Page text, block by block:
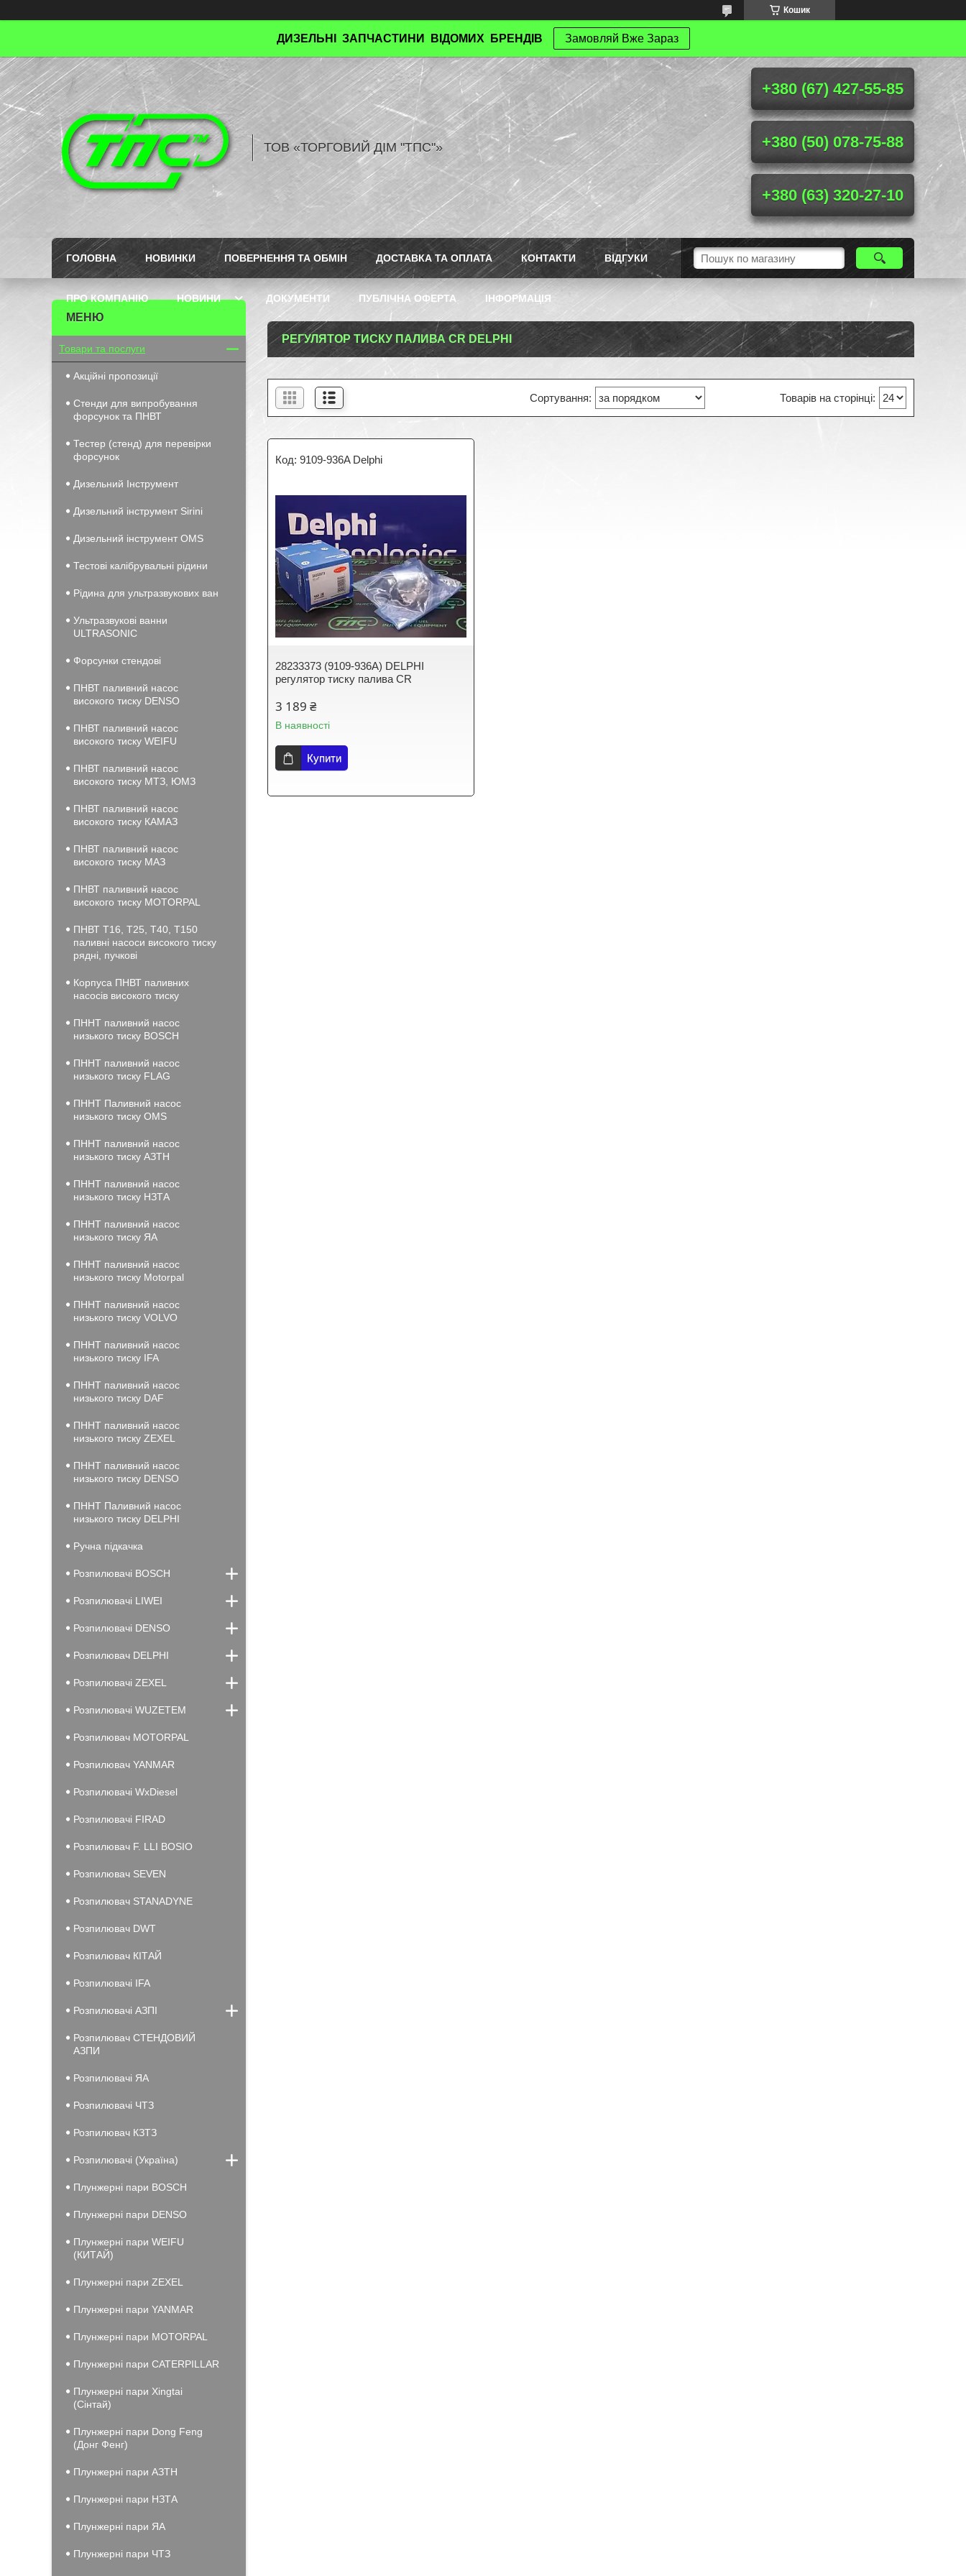
Кошик
ДИЗЕЛЬНІ ЗАПЧАСТИНИ ВІДОМИХ БРЕНДІВ Замовляй Вже Зараз
ТОВ «ТОРГОВИЙ ДІМ "ТПС"»
+380 (67) 427-55-85
+380 (50) 078-75-88
+380 (63) 320-27-10
ГОЛОВНА НОВИНКИ ПОВЕРНЕННЯ ТА ОБМІН ДОСТАВКА ТА ОПЛАТА КОНТАКТИ ВІДГУКИ
ПРО КОМПАНІЮ НОВИНИ ДОКУМЕНТИ ПУБЛІЧНА ОФЕРТА ІНФОРМАЦІЯ
РЕГУЛЯТОР ТИСКУ ПАЛИВА CR DELPHI
9109-936A Delphi
28233373 (9109-936A) DELPHI
регулятор тиску палива CR
3 189 ₴
В наявності
Купити
Товари та послуги
Акційні пропозиції
Стенди для випробування
форсунок та ПНВТ
Тестер (стенд) для перевірки
форсунок
Дизельний Інструмент
Дизельний інструмент Sirini
Дизельний інструмент OMS
Тестові калібрувальні рідини
Рідина для ультразвукових ван
Ультразвукові ванни
ULTRASONIC
Форсунки стендові
ПНВТ паливний насос
високого тиску DENSO
ПНВТ паливний насос
високого тиску WEIFU
ПНВТ паливний насос
високого тиску МТЗ, ЮМЗ
ПНВТ паливний насос
високого тиску КАМАЗ
ПНВТ паливний насос
високого тиску МАЗ
ПНВТ паливний насос
високого тиску MOTORPAL
ПНВТ Т16, Т25, Т40, Т150
паливні насоси високого тиску
рядні, пучкові
Корпуса ПНВТ паливних
насосів високого тиску
ПННТ паливний насос
низького тиску BOSCH
ПННТ паливний насос
низького тиску FLAG
ПННТ Паливний насос
низького тиску OMS
ПННТ паливний насос
низького тиску АЗТН
ПННТ паливний насос
низького тиску НЗТА
ПННТ паливний насос
низького тиску ЯА
ПННТ паливний насос
низького тиску Motorpal
ПННТ паливний насос
низького тиску VOLVO
ПННТ паливний насос
низького тиску IFA
ПННТ паливний насос
низького тиску DAF
ПННТ паливний насос
низького тиску ZEXEL
ПННТ паливний насос
низького тиску DENSO
ПННТ Паливний насос
низького тиску DELPHI
Ручна підкачка
Розпилювачі BOSCH
Розпилювачі LIWEI
Розпилювачі DENSO
Розпилювач DELPHI
Розпилювачі ZEXEL
Розпилювачі WUZETEM
Розпилювач MOTORPAL
Розпилювач YANMAR
Розпилювачі WxDiesel
Розпилювачі FIRAD
Розпилювач F. LLI BOSIO
Розпилювач SEVEN
Розпилювач STANADYNE
Розпилювач DWT
Розпилювач КІТАЙ
Розпилювачі IFA
Розпилювачі АЗПІ
Розпилювач СТЕНДОВИЙ
АЗПИ
Розпилювачі ЯА
Розпилювачі ЧТЗ
Розпилювач КЗТЗ
Розпилювачі (Україна)
Плунжерні пари BOSCH
Плунжерні пари DENSO
Плунжерні пари WEIFU
(КИТАЙ)
Плунжерні пари ZEXEL
Плунжерні пари YANMAR
Плунжерні пари MOTORPAL
Плунжерні пари CATERPILLAR
Плунжерні пари Xingtai
(Сінтай)
Плунжерні пари Dong Feng
(Донг Фенг)
Плунжерні пари АЗТН
Плунжерні пари НЗТА
Плунжерні пари ЯА
Плунжерні пари ЧТЗ